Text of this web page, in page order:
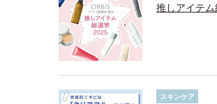
推しアイテ
スキンケア